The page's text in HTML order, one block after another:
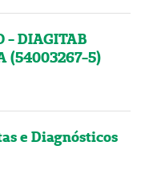
- DIAGITAB
(54003267-5)
e Diagnósticos